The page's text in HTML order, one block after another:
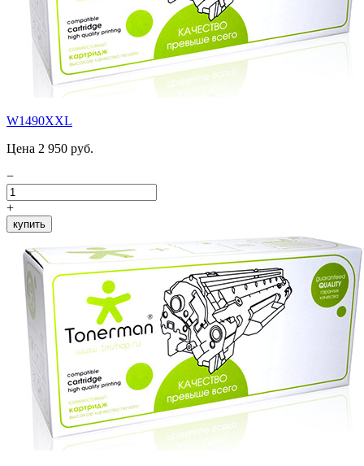
W1490XXL
Цена 2 950 руб.
−
+
купить